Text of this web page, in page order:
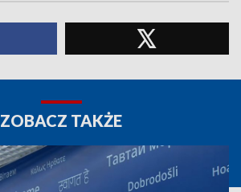
ZOBACZ TAKŻE